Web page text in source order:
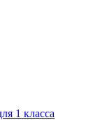
1 класса